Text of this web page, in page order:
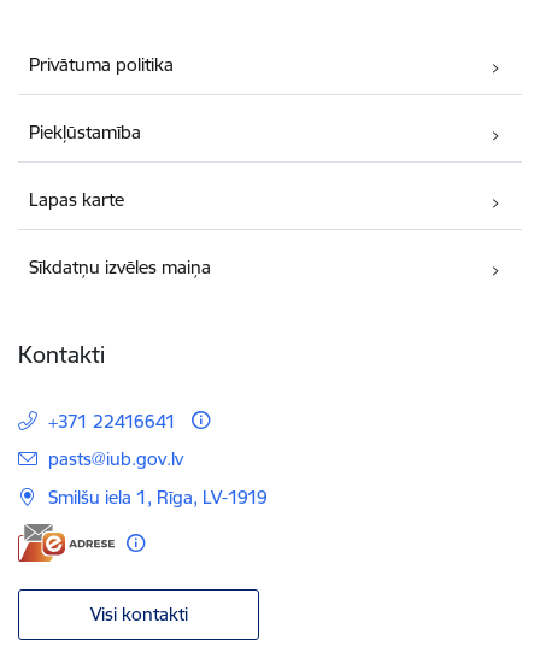
Privātuma politika
Piekļūstamība
Lapas karte
Sīkdatņu izvēles maiņa
Kontakti
+371 22416641
E-pasts:
pasts@iub.gov.lv
Smilšu iela 1, Rīga, LV-1919
Visi kontakti